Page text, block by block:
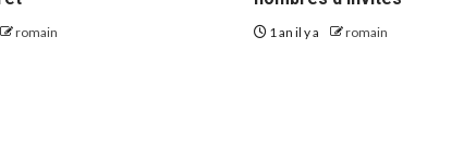
romain 1 an il y a romain